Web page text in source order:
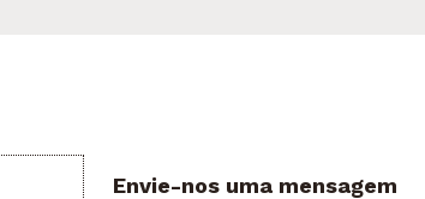
Envie-nos uma mensagem